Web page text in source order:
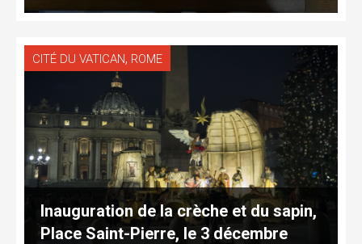
CITÉ DU VATICAN, ROME
Inauguration de la crèche et du sapin,
Place Saint-Pierre, le 3 décembre